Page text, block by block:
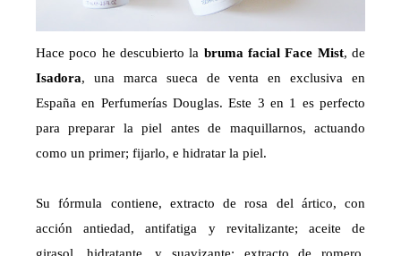
Hace poco he descubierto la bruma facial Face Mist, de
Isadora, una marca sueca de venta en exclusiva en
España en Perfumerías Douglas. Este 3 en 1 es perfecto
para preparar la piel antes de maquillarnos, actuando
como un primer; fijarlo, e hidratar la piel.
Su fórmula contiene, extracto de rosa del ártico, con
acción antiedad, antifatiga y revitalizante; aceite de